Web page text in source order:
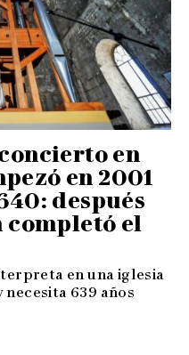
en
en 2001
después
completó el
en una iglesia
639 años